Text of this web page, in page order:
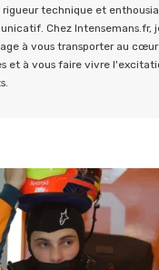
rigueur technique et
Chez Intensemans.fr,
à vous transporter au cœur
et à vous faire vivre